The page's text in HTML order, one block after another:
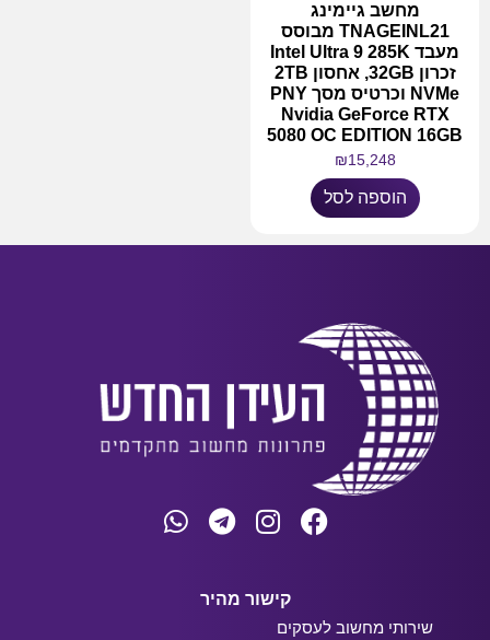
מחשב גיימינג
TNAGEINL21 מבוסס
מעבד Intel Ultra 9 285K
זכרון 32GB, אחסון 2TB
NVMe וכרטיס מסך PNY
Nvidia GeForce RTX
5080 OC EDITION 16GB
₪15,248
הוספה לסל
קישור מהיר
שירותי מחשוב לעסקים